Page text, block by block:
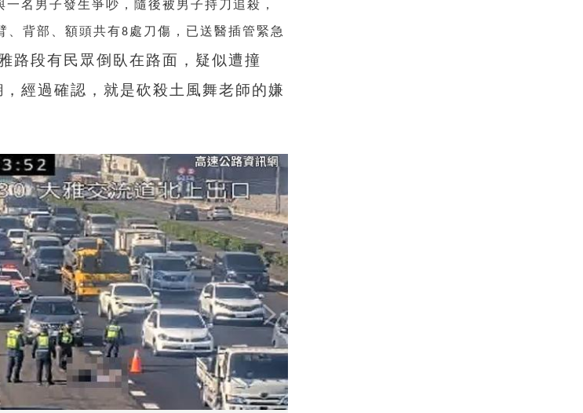
名男子發生爭吵，隨後被男子持刀追殺，
、背部、額頭共有8處刀傷，已送醫插管緊急
路段有民眾倒臥在路面，疑似遭撞
經過確認，就是砍殺土風舞老師的嫌